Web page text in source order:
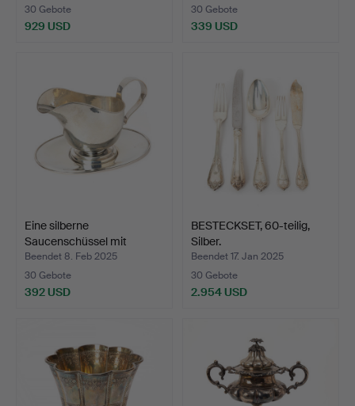
30 Gebote
929 USD
30 Gebote
339 USD
Eine silberne
Saucenschüssel mit
Untertass…
Beendet 8. Feb 2025
30 Gebote
392 USD
BESTECKSET, 60-teilig,
Silber.
Beendet 17. Jan 2025
30 Gebote
2.954 USD